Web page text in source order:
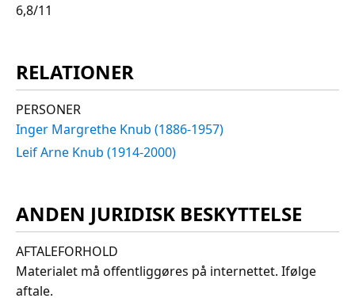
6,8/11
RELATIONER
PERSONER
Inger Margrethe Knub (1886-1957)
Leif Arne Knub (1914-2000)
ANDEN JURIDISK BESKYTTELSE
AFTALEFORHOLD
Materialet må offentliggøres på internettet. Ifølge
aftale.